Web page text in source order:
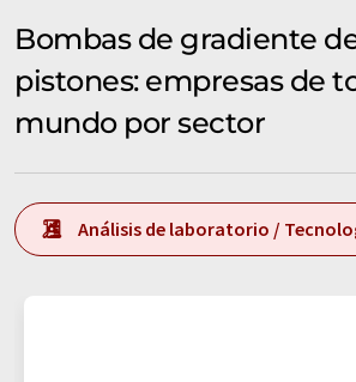
Bombas de gradiente
pistones: empresas de
mundo por sector
Análisis de laboratorio /